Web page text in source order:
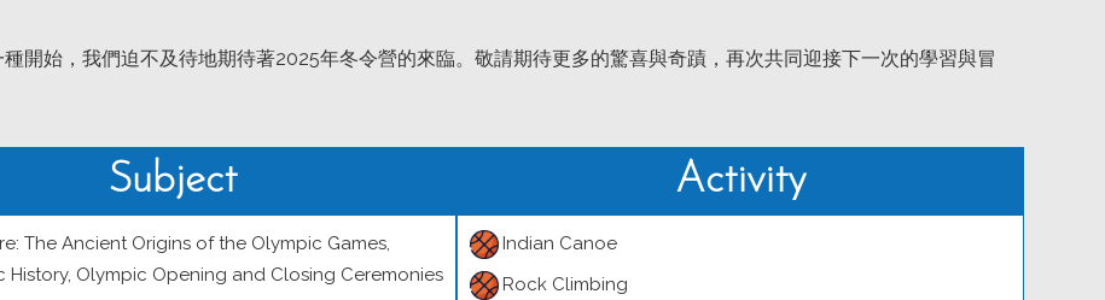
開始，我們迫不及待地期待著2025年冬令營的來臨。敬請期待更多的驚喜與奇蹟，再次共同迎接下一次的學習與冒
Subject
The Ancient Origins of the Olympic Games,
History, Olympic Opening and Closing Ceremonies
Activity
Indian Canoe
Rock Climbing